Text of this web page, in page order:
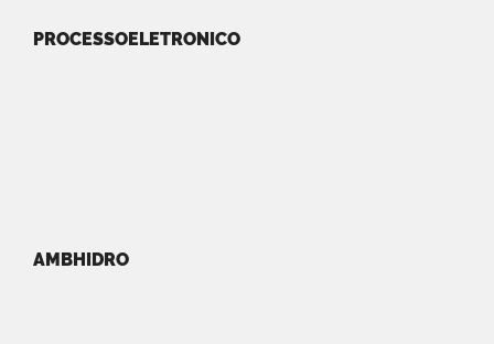
PROCESSOELETRONICO
AMBHIDRO